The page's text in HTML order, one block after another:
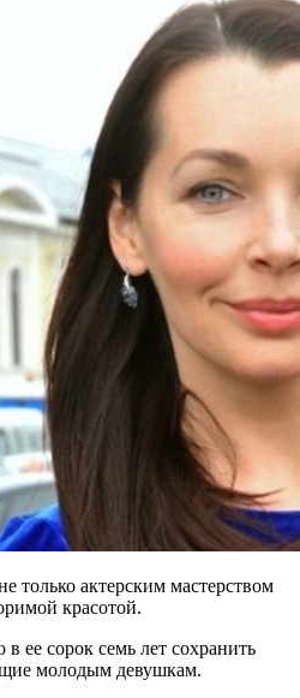
только актерским мастерством
красотой.
ее сорок семь лет сохранить
молодым девушкам.